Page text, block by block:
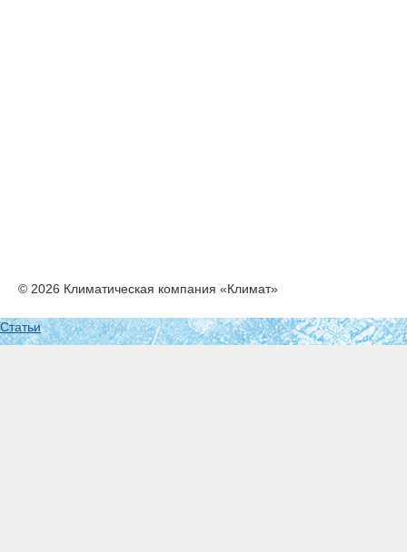
© 2026 Климатическая компания «Климат»
Статьи